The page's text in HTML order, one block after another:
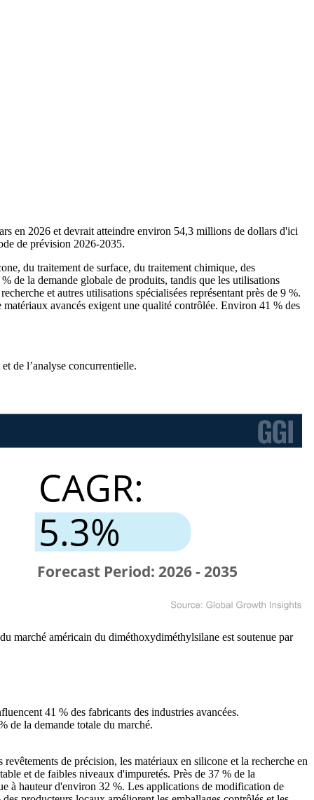
en 2026 et devrait atteindre environ 54,3 millions de dollars d'ici
de prévision 2026-2035.
du traitement de surface, du traitement chimique, des
de la demande globale de produits, tandis que les utilisations
et autres utilisations spécialisées représentant près de 9 %.
avancés exigent une qualité contrôlée. Environ 41 % des
de l’analyse concurrentielle.
marché américain du diméthoxydiméthylsilane est soutenue par
41 % des fabricants des industries avancées.
de la demande totale du marché.
de précision, les matériaux en silicone et la recherche en
et de faibles niveaux d'impuretés. Près de 37 % de la
à hauteur d'environ 32 %. Les applications de modification de